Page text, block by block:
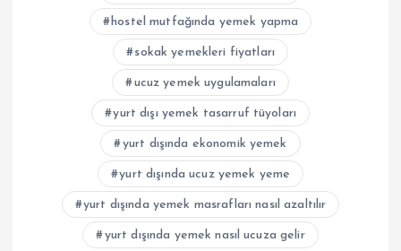
hostel mutfağında yemek yapma
sokak yemekleri fiyatları
ucuz yemek uygulamaları
yurt dışı yemek tasarruf tüyoları
yurt dışında ekonomik yemek
yurt dışında ucuz yemek yeme
yurt dışında yemek masrafları nasıl azaltılır
yurt dışında yemek nasıl ucuza gelir